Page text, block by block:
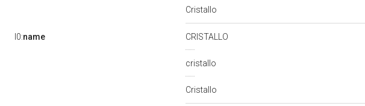
Cristallo
l0:name CRISTALLO
cristallo
Cristallo